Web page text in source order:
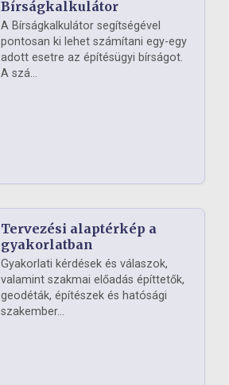
Bírságkalkulátor
A Bírságkalkulátor segítségével
pontosan ki lehet számítani egy-egy
adott esetre az építésügyi bírságot.
A szá...
Tervezési alaptérkép a
gyakorlatban
Gyakorlati kérdések és válaszok,
valamint szakmai előadás építtetők,
geodéták, építészek és hatósági
szakember...